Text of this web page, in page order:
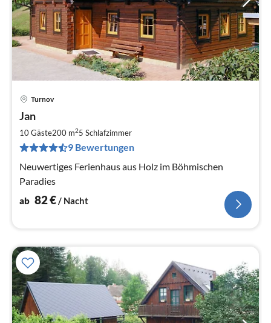
Turnov
Jan
10 Gäste200 m25 Schlafzimmer
9 Bewertungen
Neuwertiges Ferienhaus aus Holz im Böhmischen
Paradies
ab 82€/ Nacht